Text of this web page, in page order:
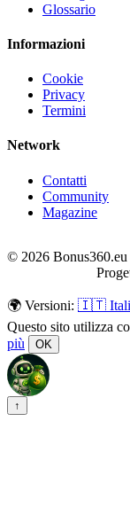
Glossario
Informazioni
Cookie
Privacy
Termini
Network
Contatti
Community
Magazine
© 2026
🌍 Versioni: 🇮🇹
Questo sito utilizza
più
OK
↑